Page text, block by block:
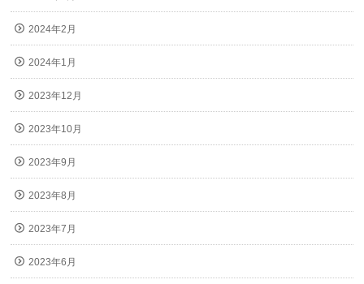
2024年2月
2024年1月
2023年12月
2023年10月
2023年9月
2023年8月
2023年7月
2023年6月